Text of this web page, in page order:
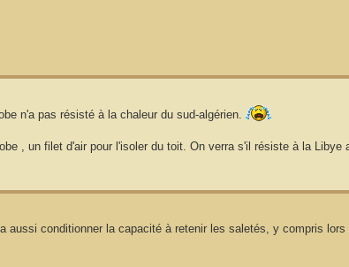
n'a pas résisté à la chaleur du sud-algérien.
, un filet d'air pour l'isoler du toit. On verra s'il résiste à la Libye
aussi conditionner la capacité à retenir les saletés, y compris lors